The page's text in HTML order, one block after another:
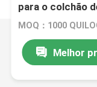
para o colchão
Melhor